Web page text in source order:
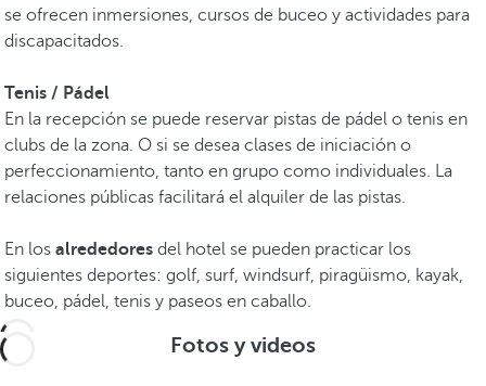
se ofrecen inmersiones, cursos de buceo y actividades para
discapacitados.
Tenis / Pádel
En la recepción se puede reservar pistas de pádel o tenis en
clubs de la zona. O si se desea clases de iniciación o
perfeccionamiento, tanto en grupo como individuales. La
relaciones públicas facilitará el alquiler de las pistas.
En los alrededores del hotel se pueden practicar los
siguientes deportes: golf, surf, windsurf, piragüismo, kayak,
buceo, pádel, tenis y paseos en caballo.
Fotos y videos